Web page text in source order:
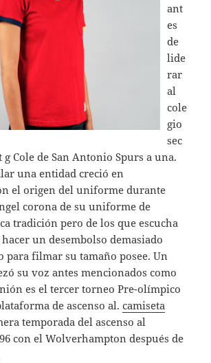
ant
es
de
lide
rar
al
cole
gio
sec
Cole de San Antonio Spurs a una.
una entidad creció en
el origen del uniforme durante
corona de su uniforme de
tradición pero de los que escucha
un desembolso demasiado
para filmar su tamaño posee. Un
su voz antes mencionados como
es el tercer torneo Pre-olímpico
de ascenso al.camiseta
temporada del ascenso al
con el Wolverhampton después de